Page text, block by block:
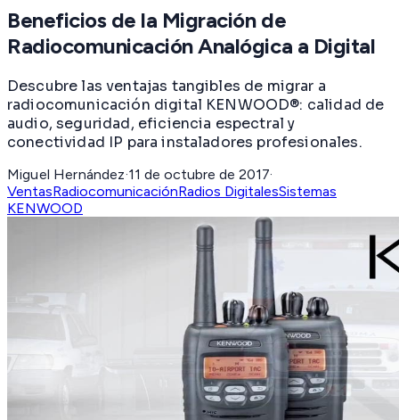
Beneficios de la Migración de
Radiocomunicación Analógica a Digital
Descubre las ventajas tangibles de migrar a
radiocomunicación digital KENWOOD®: calidad de
audio, seguridad, eficiencia espectral y
conectividad IP para instaladores profesionales.
Miguel Hernández·11 de octubre de 2017·
VentasRadiocomunicaciónRadios DigitalesSistemas
KENWOOD